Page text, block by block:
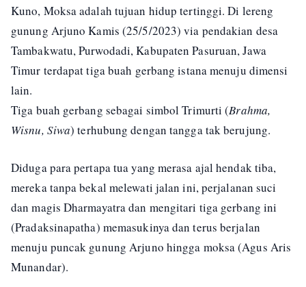
Kuno, Moksa adalah tujuan hidup tertinggi. Di lereng
gunung Arjuno Kamis (25/5/2023) via pendakian desa
Tambakwatu, Purwodadi, Kabupaten Pasuruan, Jawa
Timur terdapat tiga buah gerbang istana menuju dimensi
lain.
Tiga buah gerbang sebagai simbol Trimurti (Brahma,
Wisnu, Siwa) terhubung dengan tangga tak berujung.
Diduga para pertapa tua yang merasa ajal hendak tiba,
mereka tanpa bekal melewati jalan ini, perjalanan suci
dan magis Dharmayatra dan mengitari tiga gerbang ini
(Pradaksinapatha) memasukinya dan terus berjalan
menuju puncak gunung Arjuno hingga moksa (Agus Aris
Munandar).